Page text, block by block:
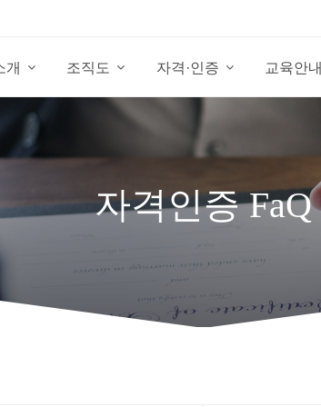
개 조직도 자격·인증 교육안내
자격인증 FaQ